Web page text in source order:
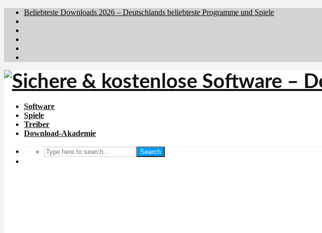
Beliebteste Downloads 2026 – Deutschlands beliebteste Programme und Spiele
Software
Spiele
Treiber
Download-Akademie
Search